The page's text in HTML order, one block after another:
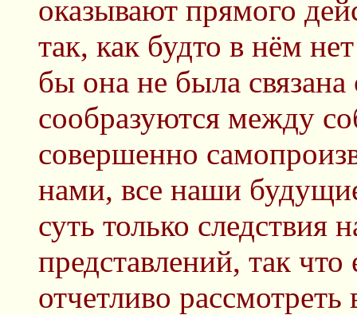
оказывают прямого
так, как будто в нём
бы она не была
сообразуются между
совершенно
нами, все наши
суть только
представлений, так
отчетливо